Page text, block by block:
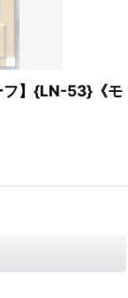
フ】{LN-53}《モ